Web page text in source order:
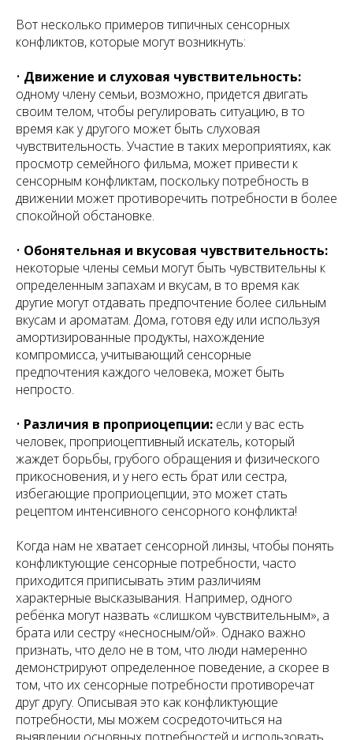
Вот несколько примеров типичных сенсорных
конфликтов, которые могут возникнуть:
• Движение и слуховая чувствительность:
одному члену семьи, возможно, придется двигать
своим телом, чтобы регулировать ситуацию, в то
время как у другого может быть слуховая
чувствительность. Участие в таких мероприятиях, как
просмотр семейного фильма, может привести к
сенсорным конфликтам, поскольку потребность в
движении может противоречить потребности в более
спокойной обстановке.
• Обонятельная и вкусовая чувствительность:
некоторые члены семьи могут быть чувствительны к
определенным запахам и вкусам, в то время как
другие могут отдавать предпочтение более сильным
вкусам и ароматам. Дома, готовя еду или используя
амортизированные продукты, нахождение
компромисса, учитывающий сенсорные
предпочтения каждого человека, может быть
непросто.
• Различия в проприоцепции: если у вас есть
человек, проприоцептивный искатель, который
жаждет борьбы, грубого обращения и физического
прикосновения, и у него есть брат или сестра,
избегающие проприоцепции, это может стать
рецептом интенсивного сенсорного конфликта!
Когда нам не хватает сенсорной линзы, чтобы понять
конфликтующие сенсорные потребности, часто
приходится приписывать этим различиям
характерные высказывания. Например, одного
ребёнка могут назвать «слишком чувствительным», а
брата или сестру «несносным/ой». Однако важно
признать, что дело не в том, что люди намеренно
демонстрируют определенное поведение, а скорее в
том, что их сенсорные потребности противоречат
друг другу. Описывая это как конфликтующие
потребности, мы можем сосредоточиться на